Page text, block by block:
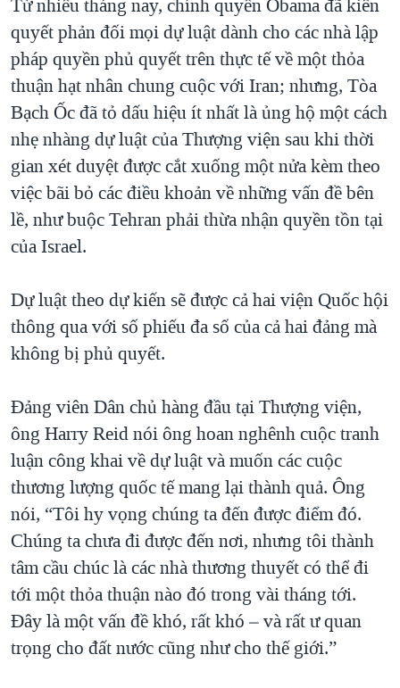
Từ nhiều tháng nay, chính quyền Obama đã kiên
quyết phản đối mọi dự luật dành cho các nhà lập
pháp quyền phủ quyết trên thực tế về một thỏa
thuận hạt nhân chung cuộc với Iran; nhưng, Tòa
Bạch Ốc đã tỏ dấu hiệu ít nhất là ủng hộ một cách
nhẹ nhàng dự luật của Thượng viện sau khi thời
gian xét duyệt được cắt xuống một nửa kèm theo
việc bãi bỏ các điều khoản về những vấn đề bên
lề, như buộc Tehran phải thừa nhận quyền tồn tại
của Israel.
Dự luật theo dự kiến sẽ được cả hai viện Quốc hội
thông qua với số phiếu đa số của cả hai đảng mà
không bị phủ quyết.
Đảng viên Dân chủ hàng đầu tại Thượng viện,
ông Harry Reid nói ông hoan nghênh cuộc tranh
luận công khai về dự luật và muốn các cuộc
thương lượng quốc tế mang lại thành quả. Ông
nói, “Tôi hy vọng chúng ta đến được điểm đó.
Chúng ta chưa đi được đến nơi, nhưng tôi thành
tâm cầu chúc là các nhà thương thuyết có thể đi
tới một thỏa thuận nào đó trong vài tháng tới.
Đây là một vấn đề khó, rất khó – và rất ư quan
trọng cho đất nước cũng như cho thế giới.”